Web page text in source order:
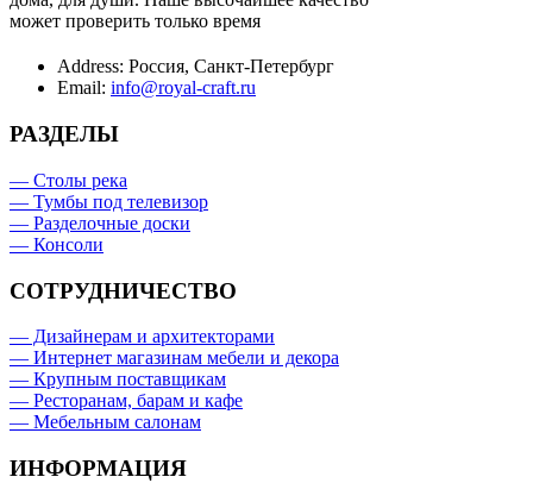
может проверить только время
Address: Россия, Санкт-Петербург
Email: info@royal-craft.ru
РАЗДЕЛЫ
— Столы река
— Тумбы под телевизор
— Разделочные доски
— Консоли
СОТРУДНИЧЕСТВО
— Дизайнерам и архитекторами
— Интернет магазинам мебели и декора
— Крупным поставщикам
— Ресторанам, барам и кафе
— Мебельным салонам
ИНФОРМАЦИЯ